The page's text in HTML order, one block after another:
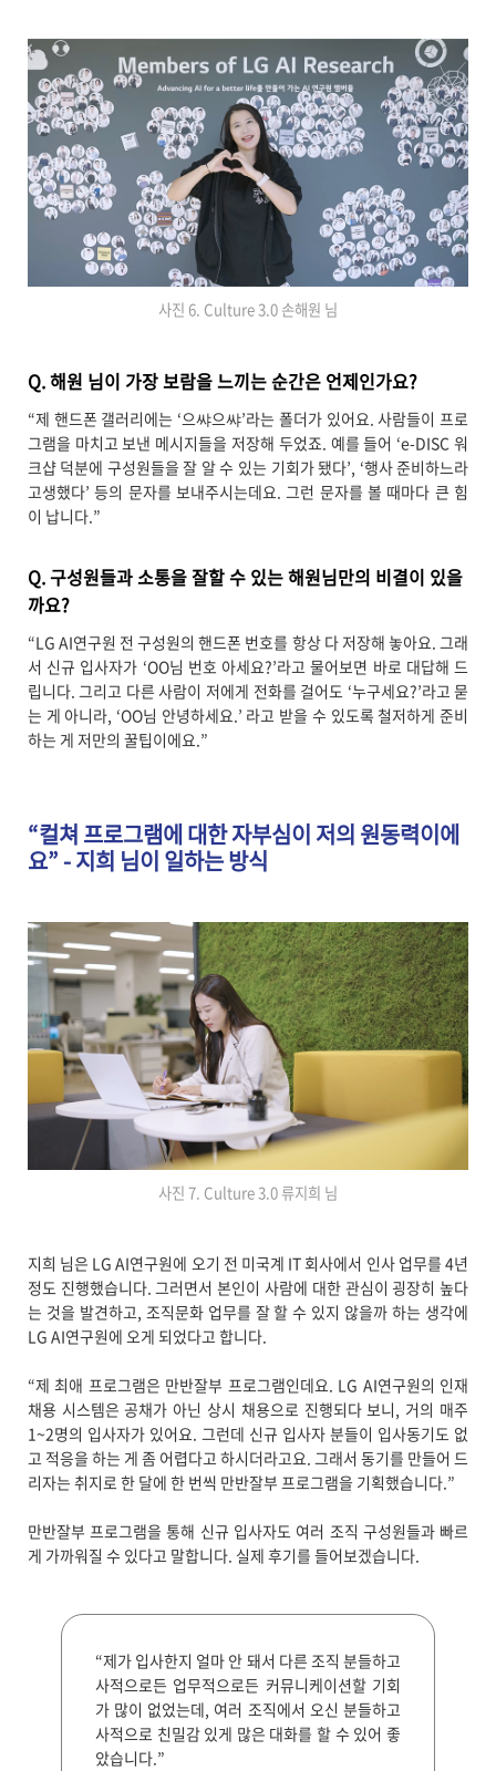
사진 6. Culture 3.0 손해원 님
Q. 해원 님이 가장 보람을 느끼는 순간은 언제인가요?
“제 핸드폰 갤러리에는 ‘으쌰으쌰’라는 폴더가 있어요. 사람들이 프로
그램을 마치고 보낸 메시지들을 저장해 두었죠. 예를 들어 ‘e-DISC 워
크샵 덕분에 구성원들을 잘 알 수 있는 기회가 됐다’, ‘행사 준비하느라
고생했다’ 등의 문자를 보내주시는데요. 그런 문자를 볼 때마다 큰 힘
이 납니다.”
Q. 구성원들과 소통을 잘할 수 있는 해원님만의 비결이 있을
까요?
“LG AI연구원 전 구성원의 핸드폰 번호를 항상 다 저장해 놓아요. 그래
서 신규 입사자가 ‘OO님 번호 아세요?’라고 물어보면 바로 대답해 드
립니다. 그리고 다른 사람이 저에게 전화를 걸어도 ‘누구세요?’라고 묻
는 게 아니라, ‘OO님 안녕하세요.’ 라고 받을 수 있도록 철저하게 준비
하는 게 저만의 꿀팁이에요.”
“컬쳐 프로그램에 대한 자부심이 저의 원동력이에
요” - 지희 님이 일하는 방식
사진 7. Culture 3.0 류지희 님
지희 님은 LG AI연구원에 오기 전 미국계 IT 회사에서 인사 업무를 4년
정도 진행했습니다. 그러면서 본인이 사람에 대한 관심이 굉장히 높다
는 것을 발견하고, 조직문화 업무를 잘 할 수 있지 않을까 하는 생각에
LG AI연구원에 오게 되었다고 합니다.
“제 최애 프로그램은 만반잘부 프로그램인데요. LG AI연구원의 인재
채용 시스템은 공채가 아닌 상시 채용으로 진행되다 보니, 거의 매주
1~2명의 입사자가 있어요. 그런데 신규 입사자 분들이 입사동기도 없
고 적응을 하는 게 좀 어렵다고 하시더라고요. 그래서 동기를 만들어 드
리자는 취지로 한 달에 한 번씩 만반잘부 프로그램을 기획했습니다.”
만반잘부 프로그램을 통해 신규 입사자도 여러 조직 구성원들과 빠르
게 가까워질 수 있다고 말합니다. 실제 후기를 들어보겠습니다.
“제가 입사한지 얼마 안 돼서 다른 조직 분들하고
사적으로든 업무적으로든 커뮤니케이션할 기회
가 많이 없었는데, 여러 조직에서 오신 분들하고
사적으로 친밀감 있게 많은 대화를 할 수 있어 좋
았습니다.”